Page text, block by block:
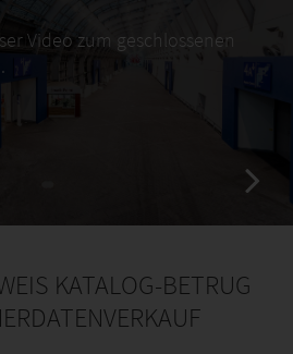
Video zum geschlossenen
KATALOG-BETRUG